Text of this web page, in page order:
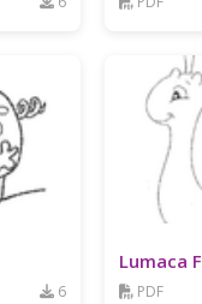
6
Lumaca
PDF